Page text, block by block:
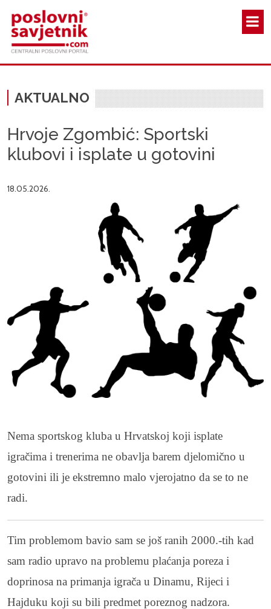
AKTUALNO
Hrvoje Zgombić: Sportski
klubovi i isplate u gotovini
18.05.2026.
Nema sportskog kluba u Hrvatskoj koji isplate
igračima i trenerima ne obavlja barem djelomično u
gotovini ili je ekstremno malo vjerojatno da se to ne
radi.
Tim problemom bavio sam se još ranih 2000.-tih kad
sam radio upravo na problemu plaćanja poreza i
doprinosa na primanja igrača u Dinamu, Rijeci i
Hajduku koji su bili predmet poreznog nadzora.